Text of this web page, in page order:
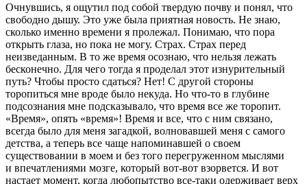
Очнувшись, я ощутил под собой твердую почву и понял, что
свободно дышу. Это уже была приятная новость. Не знаю,
сколько именно времени я пролежал. Понимаю, что пора
открыть глаза, но пока не могу. Страх. Страх перед
неизведанным. В то же время осознаю, что нельзя лежать
бесконечно. Для чего тогда я проделал этот изнурительный
путь? Чтобы просто сдаться? Нет! С другой стороны
торопиться мне вроде было некуда. Но что-то в глубине
подсознания мне подсказывало, что время все же торопит.
«Время», опять «время»! Время и все, что с ним связано,
всегда было для меня загадкой, волновавшей меня с самого
детства, а теперь все чаще напоминавшей о своем
существовании в моем и без того перегруженном мыслями
и впечатлениями мозге, который вот-вот взорвется. И вот
настает момент, когда любопытство все-таки одерживает верх